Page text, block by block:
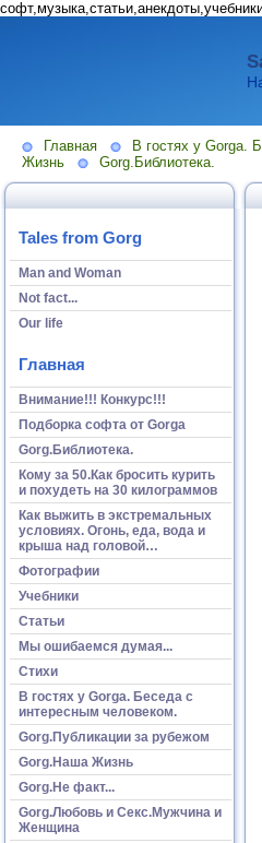
Главная В гостях у Gorga.
Жизнь
Gorg.Библиотека.
Tales from Gorg
Man and Woman
Not fact...
Our life
Главная
Внимание!!! Конкурс!!!
Подборка софта от Gorga
Gorg.Библиотека.
Кому за 50.Как бросить курить
и похудеть на 30 килограммов
Как выжить в экстремальных
условиях. Огонь, еда, вода и
крыша над головой…
Фотографии
Учебники
Статьи
Мы ошибаемся думая...
Стихи
В гостях у Gorga. Беседа с
интересным человеком.
Gorg.Публикации за рубежом
Gorg.Наша Жизнь
Gorg.Не факт...
Gorg.Любовь и Секс.Мужчина и
Женщина